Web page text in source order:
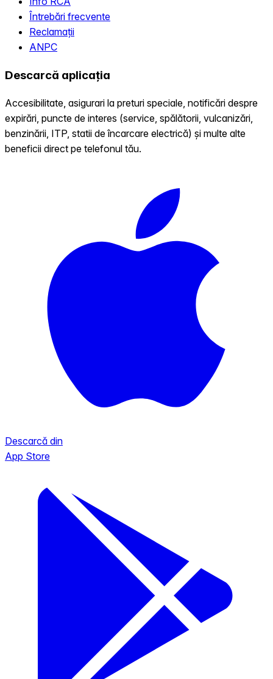
Întrebări frecvente
Reclamații
ANPC
Descarcă aplicația
Accesibilitate, asigurari la preturi speciale, notificări despre
expirări, puncte de interes (service, spălătorii, vulcanizări,
benzinării, ITP, statii de încarcare electrică) și multe alte
beneficii direct pe telefonul tău.
Descarcă din
App Store